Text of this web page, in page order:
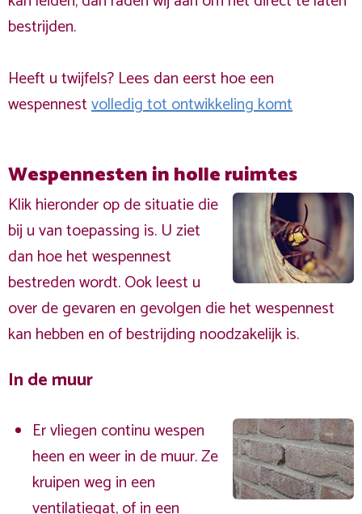
bestrijden.
Heeft u twijfels? Lees dan eerst hoe een
wespennestvolledig tot ontwikkeling komt
Wespennesten in holle ruimtes
Klik hieronder op de situatie die
bij u van toepassing is. U ziet
dan hoe het wespennest
bestreden wordt. Ook leest u
over de gevaren en gevolgen die het wespennest
kan hebben en of bestrijding noodzakelijk is.
In de muur
Er vliegen continu wespen
heen en weer in de muur. Ze
kruipen weg in een